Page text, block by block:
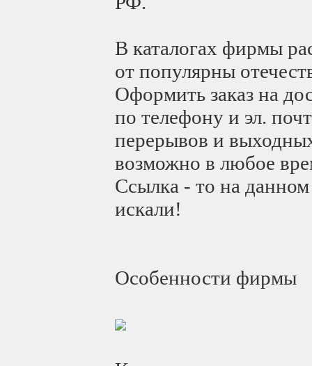
В каталогах фирмы
от популярны
Оформить заказ на
по телефону и эл.
перерывов и
возможно в любое
Ссылка - то на данном
искали!
Особенности фирмы